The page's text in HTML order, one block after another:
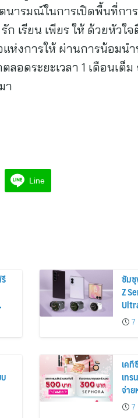
นารมณ์ในการเปิดพื้นที่ก
เรียน เพียร ให้ ด้วยหัวใ
งการให้ ผ่านการน้อมน
อดระยะเวลา 1 เดือนเต็
า
Line
ซัม
Z
ก่อ7
เค
เท
จ่า
7